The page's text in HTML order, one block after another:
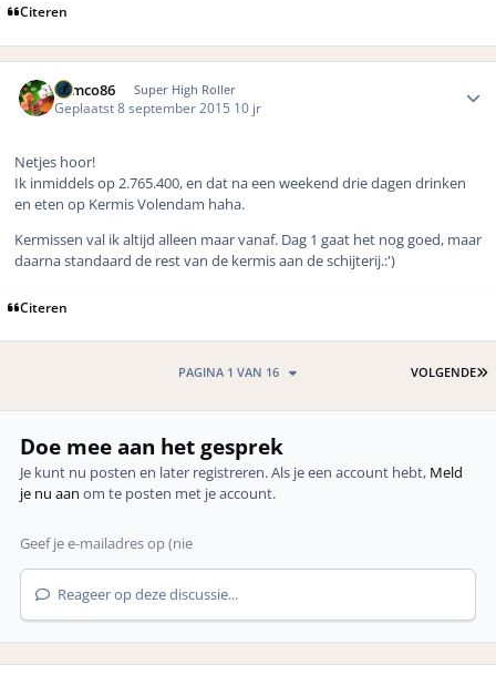
Citeren
Remco86 Super High Roller
Geplaatst8 september 2015 10 jr
Netjes hoor!
Ik inmiddels op 2.765.400, en dat na een weekend drie dagen drinken
en eten op Kermis Volendam haha.
Kermissen val ik altijd alleen maar vanaf. Dag 1 gaat het nog goed, maar
daarna standaard de rest van de kermis aan de schijterij.:')
Citeren
VOLGENDE
PAGINA 1 VAN 16
Doe mee aan het gesprek
Je kunt nu posten en later registreren. Als je een account hebt, Meld
je nu aan om te posten met je account.
Reageer op deze discussie...